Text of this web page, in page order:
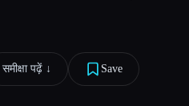
समीक्षा पढ़ें ↓︎ Save